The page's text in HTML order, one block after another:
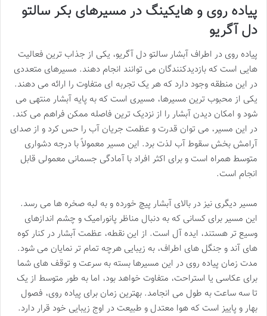
پیاده روی و هایکینگ در مسیرهای بکر سالتو
دل آگریو
پیاده روی در اطراف آبشار سالتو دل آگریو، یکی از جذاب ترین فعالیت
هایی است که بازدیدکنندگان می توانند انجام دهند. مسیرهای متعددی
در این منطقه وجود دارد که هر یک تجربه ای متفاوت را ارائه می دهند.
یکی از محبوب ترین مسیرها، مسیری است که به پایه آبشار منتهی می
شود و امکان دیدن آبشار را از نزدیک ترین فاصله ممکن فراهم می کند.
در این مسیر، می توان قدرت و عظمت جریان آب را حس کرد و از صدای
آرامش بخش سقوط آب لذت برد. این مسیر معمولاً با درجه دشواری
متوسط همراه است و برای اکثر افراد با آمادگی جسمانی معمولی قابل
انجام است.
مسیر دیگری نیز در بالای آبشار پیچ خورده و به لبه صخره ها می رسد.
این مسیر برای کسانی که به دنبال مناظر پانورامیک و چشم اندازهای
وسیع تر هستند، ایده آل است. از این نقطه، عظمت آبشار در کنار کوه
های آند و جنگل های اطراف، به زیبایی هرچه تمام تر نمایان می شود.
مدت زمان پیاده روی در این مسیرها بسته به سرعت و توقف های شما
برای عکاسی یا استراحت، متفاوت خواهد بود، اما به طور متوسط از یک
تا سه ساعت به طول می انجامد. بهترین زمان برای پیاده روی، فصول
بهار و پاییز است که هوا معتدل و طبیعت در اوج زیبایی خود قرار دارد.